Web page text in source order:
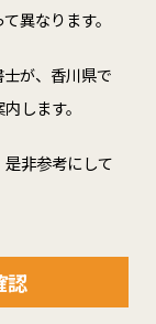
異なります。
が、香川県で
します。
非参考にして
認